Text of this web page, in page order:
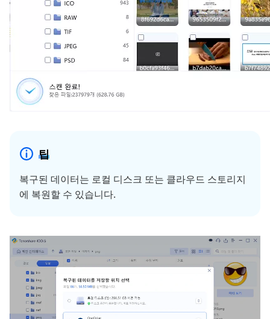
팁
복구된 데이터는 로컬 디스크 또는 클라우드 스토리지
에 복원할 수 있습니다.